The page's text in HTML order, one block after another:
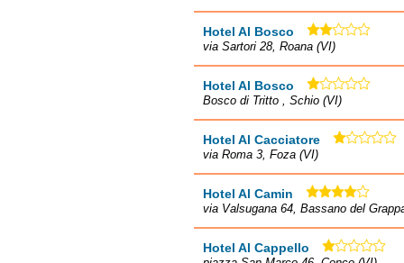
Hotel Al Bosco
via Sartori 28, Roana (VI)
Hotel Al Bosco
Bosco di Tritto , Schio (VI)
Hotel Al Cacciatore
via Roma 3, Foza (VI)
Hotel Al Camin
via Valsugana 64, Bassano del
Hotel Al Cappello